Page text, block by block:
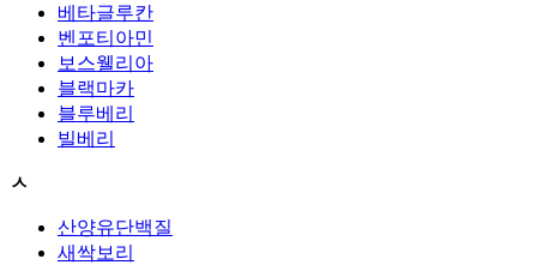
베타글루칸
벤포티아민
보스웰리아
블랙마카
블루베리
빌베리
ㅅ
산양유단백질
새싹보리